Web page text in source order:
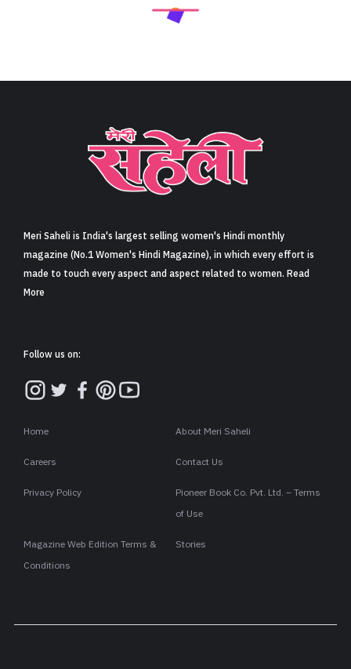
Meri Saheli is India's largest selling women's Hindi monthly
magazine (No.1 Women's Hindi Magazine), in which every effort is
made to touch every aspect and aspect related to women. Read
More
Follow us on:
Home About Meri Saheli
Careers Contact Us
Privacy Policy
Pioneer Book Co. Pvt. Ltd. – Terms
of Use
Magazine Web Edition Terms &
Conditions
Stories